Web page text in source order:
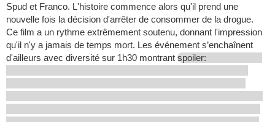
Spud et Franco. L'histoire commence alors qu'il prend une
nouvelle fois la décision d'arrêter de consommer de la drogue.
Ce film a un rythme extrêmement soutenu, donnant l'impression
qu'il n'y a jamais de temps mort. Les événement s’enchaînent
d'ailleurs avec diversité sur 1h30 montrant spoiler: